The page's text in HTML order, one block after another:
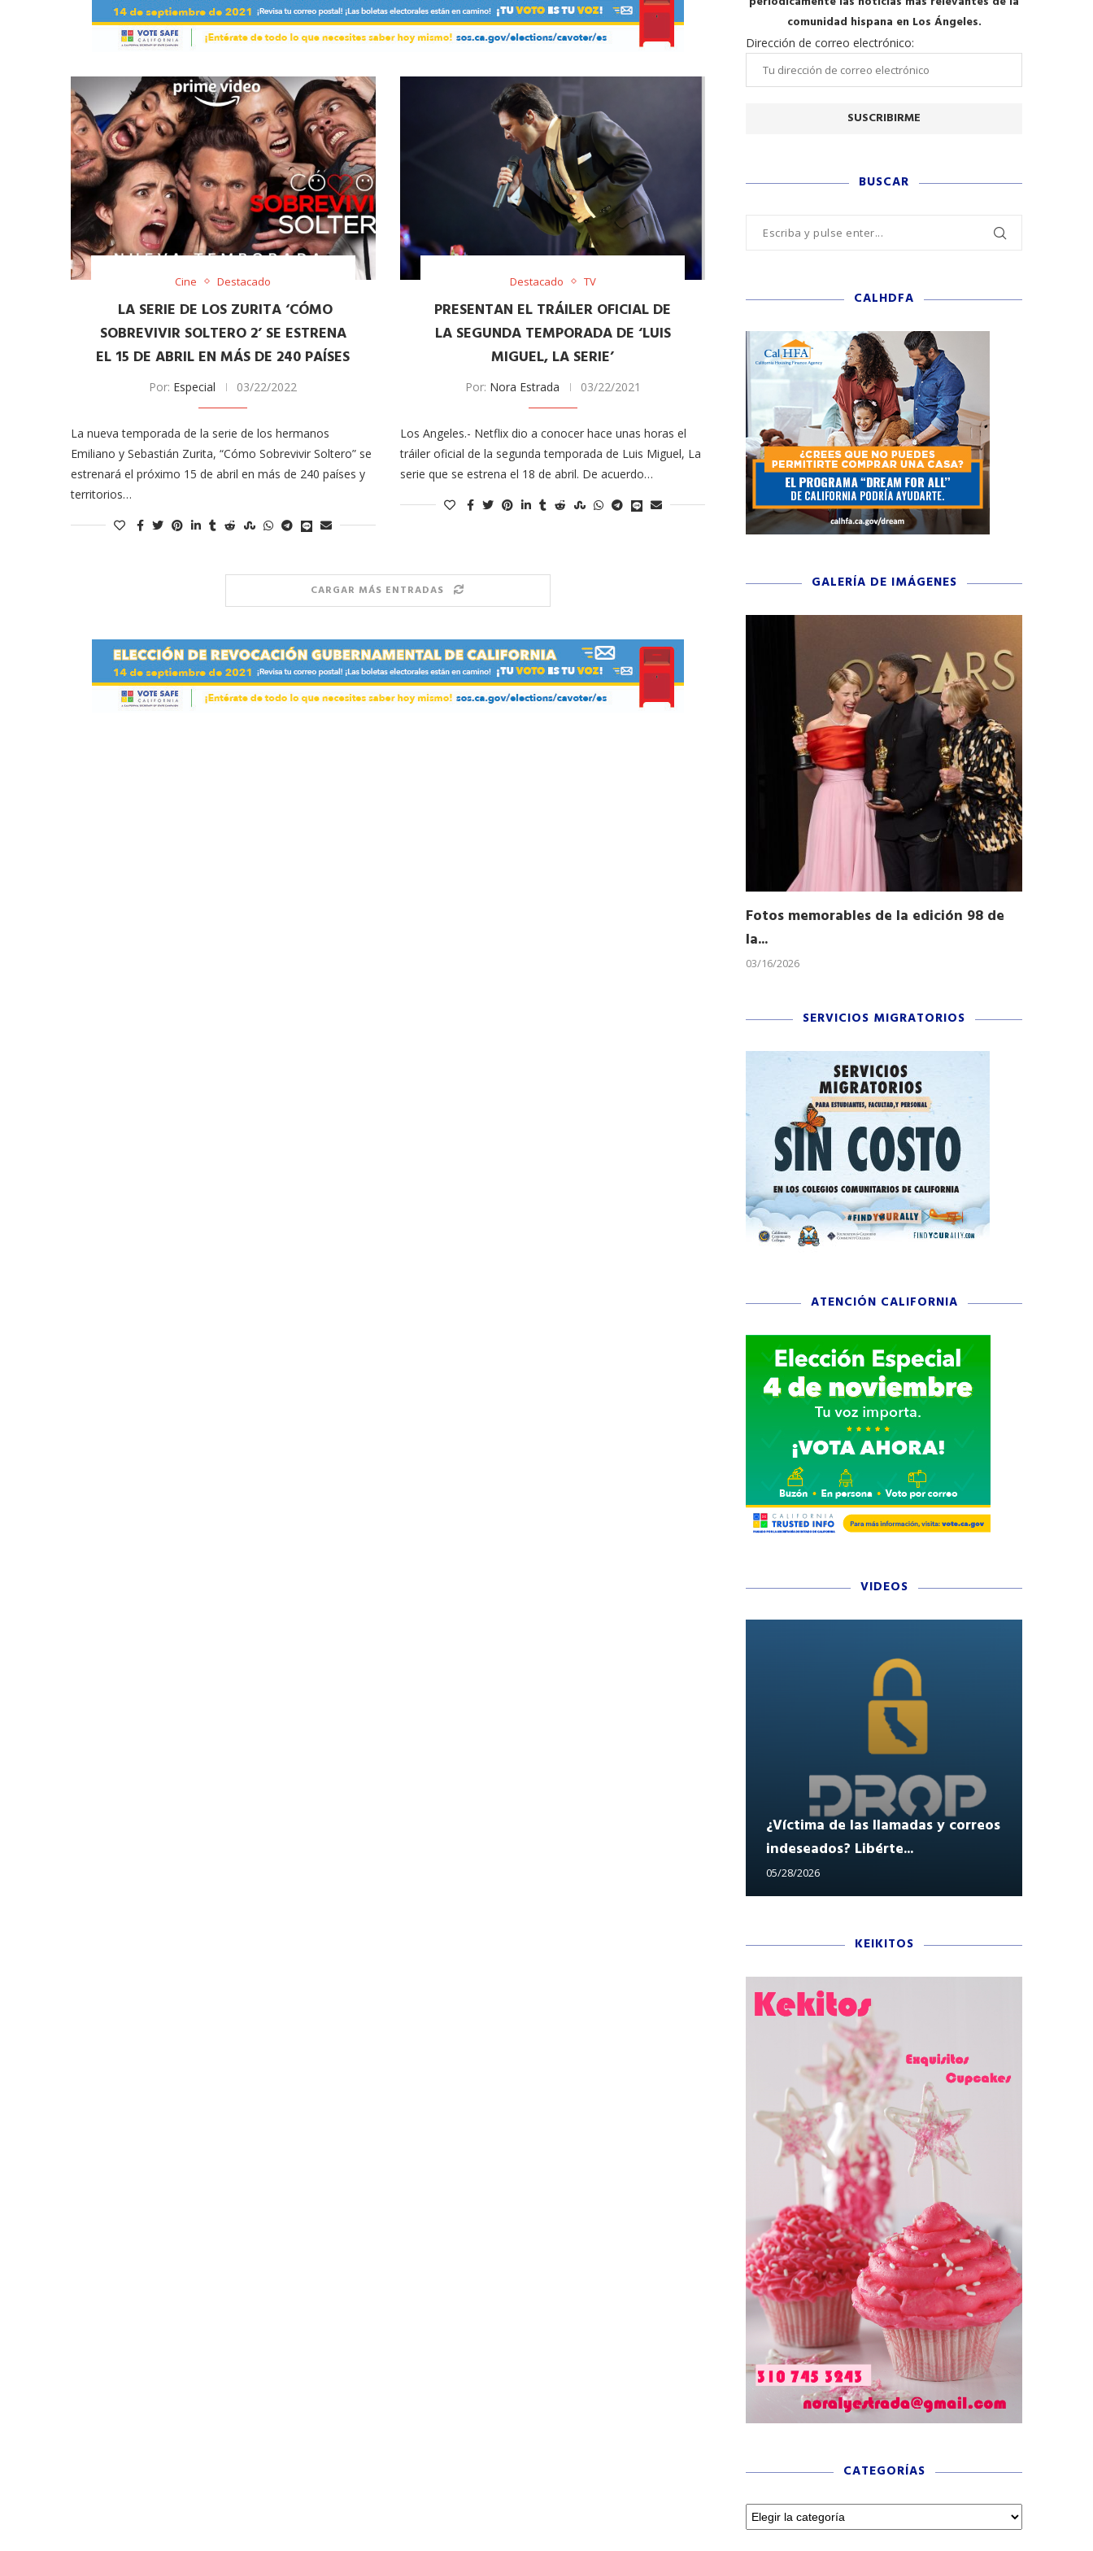
Cine Destacado
LA SERIE DE LOS ZURITA ‘CÓMO
SOBREVIVIR SOLTERO 2’ SE ESTRENA
EL 15 DE ABRIL EN MÁS DE 240 PAÍSES
Por: Especial 03/22/2022
La nueva temporada de la serie de los hermanos
Emiliano y Sebastián Zurita, “Cómo Sobrevivir Soltero” se
estrenará el próximo 15 de abril en más de 240 países y
territorios…
Destacado TV
PRESENTAN EL TRÁILER OFICIAL DE
LA SEGUNDA TEMPORADA DE ‘LUIS
MIGUEL, LA SERIE’
Por: Nora Estrada 03/22/2021
Los Angeles.- Netflix dio a conocer hace unas horas el
tráiler oficial de la segunda temporada de Luis Miguel, La
serie que se estrena el 18 de abril. De acuerdo…
CARGAR MÁS ENTRADAS
comunidad hispana en Los Ángeles.
Dirección de correo electrónico:
BUSCAR
CALHDFA
GALERÍA DE IMÁGENES
Fotos memorables de la edición 98 de
la...
03/16/2026
SERVICIOS MIGRATORIOS
ATENCIÓN CALIFORNIA
VIDEOS
¿Víctima de las llamadas y correos
indeseados? Libérte...
05/28/2026
KEIKITOS
CATEGORÍAS